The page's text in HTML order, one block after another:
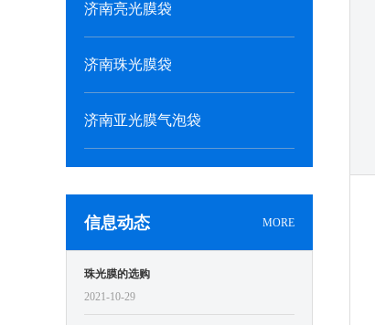
济南亮光膜袋
济南珠光膜袋
济南亚光膜气泡袋
信息动态 MORE
珠光膜的选购
2021-10-29